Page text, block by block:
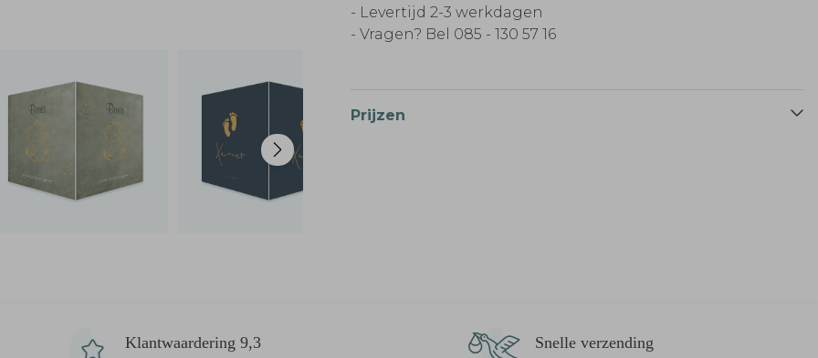
- Levertijd 2-3 werkdagen
- Vragen? Bel 085 - 130 57 16
Prijzen
Klantwaardering 9,3 Snelle verzending